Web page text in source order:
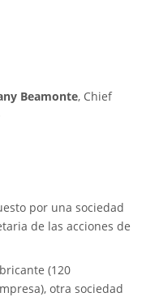
Beamonte, Chief
por una sociedad
de las acciones de
(120
otra sociedad